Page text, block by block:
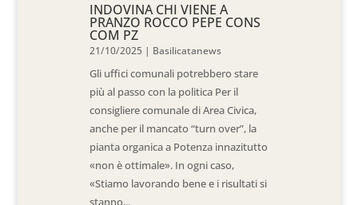
INDOVINA CHI VIENE A
PRANZO ROCCO PEPE CONS
COM PZ
21/10/2025 | Basilicatanews
Gli uffici comunali potrebbero stare
più al passo con la politica Per il
consigliere comunale di Area Civica,
anche per il mancato “turn over”, la
pianta organica a Potenza innazitutto
«non è ottimale». In ogni caso,
«Stiamo lavorando bene e i risultati si
stanno...